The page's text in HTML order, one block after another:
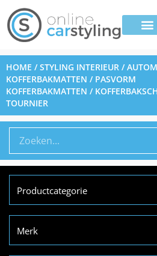
HOME /STYLING INTERIEUR /
KOFFERBAKMATTEN / PASVORM
KOFFERBAKMATTEN /
TOURNIER
Productcategorie
Merk